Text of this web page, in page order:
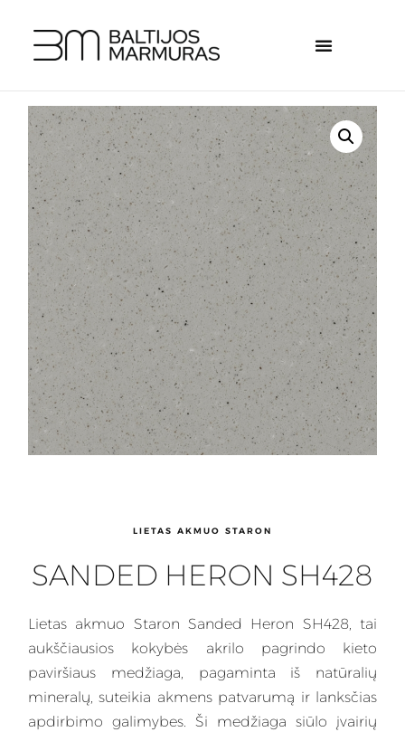
LIETAS AKMUO STARON
SANDED HERON SH428
Lietas akmuo Staron Sanded Heron SH428, tai
aukščiausios kokybės akrilo pagrindo kieto
paviršiaus medžiaga, pagaminta iš natūralių
mineralų, suteikia akmens patvarumą ir lanksčias
apdirbimo galimybes. Ši medžiaga siūlo įvairių